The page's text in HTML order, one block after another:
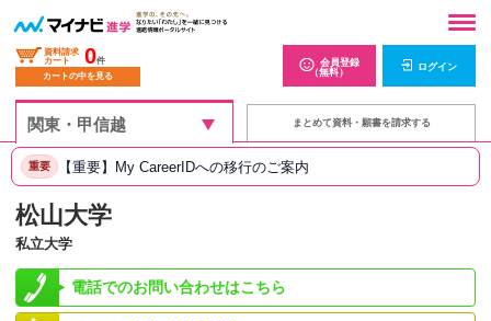
資料請求
カート
0件
カートの中を見る
会員登録
（無料）
ログイン
まとめて資料・願書を請求する
重要 【重要】My CareerIDへの移行のご案内
松山大学
私立大学
電話でのお問い合わせはこちら